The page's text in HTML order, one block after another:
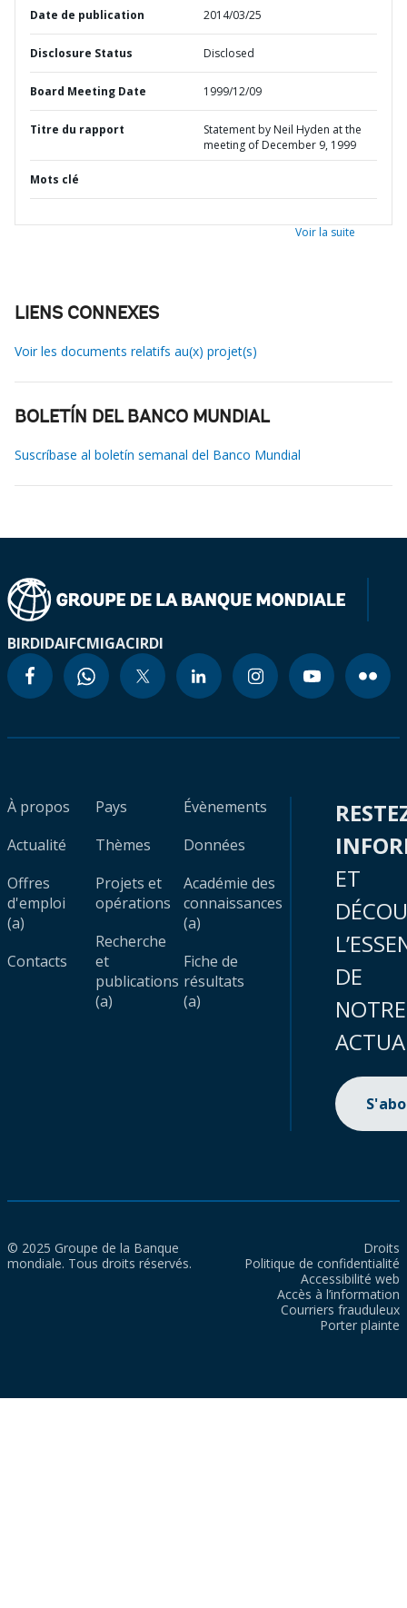
Date de publication 2014/03/25
Disclosure Status Disclosed
Board Meeting Date 1999/12/09
Titre du rapport
Statement by Neil Hyden at the
meeting of December 9, 1999
Mots clé
Voir la suite
LIENS CONNEXES
Voir les documents relatifs au(x) projet(s)
BOLETÍN DEL BANCO MUNDIAL
Suscríbase al boletín semanal del Banco Mundial
BIRDIDAIFCMIGACIRDI
À propos
Actualité
Offres
d'emploi
(a)
Contacts
Pays
Thèmes
Projets et
opérations
Recherche
et
publications
(a)
Évènements
Données
Académie des
connaissances
(a)
Fiche de
résultats
(a)
ET
DE
NOTRE
© 2025 Groupe de la Banque
mondiale. Tous droits réservés.
Droits
Politique de confidentialité
Accessibilité web
Accès à l’information
Courriers frauduleux
Porter plainte